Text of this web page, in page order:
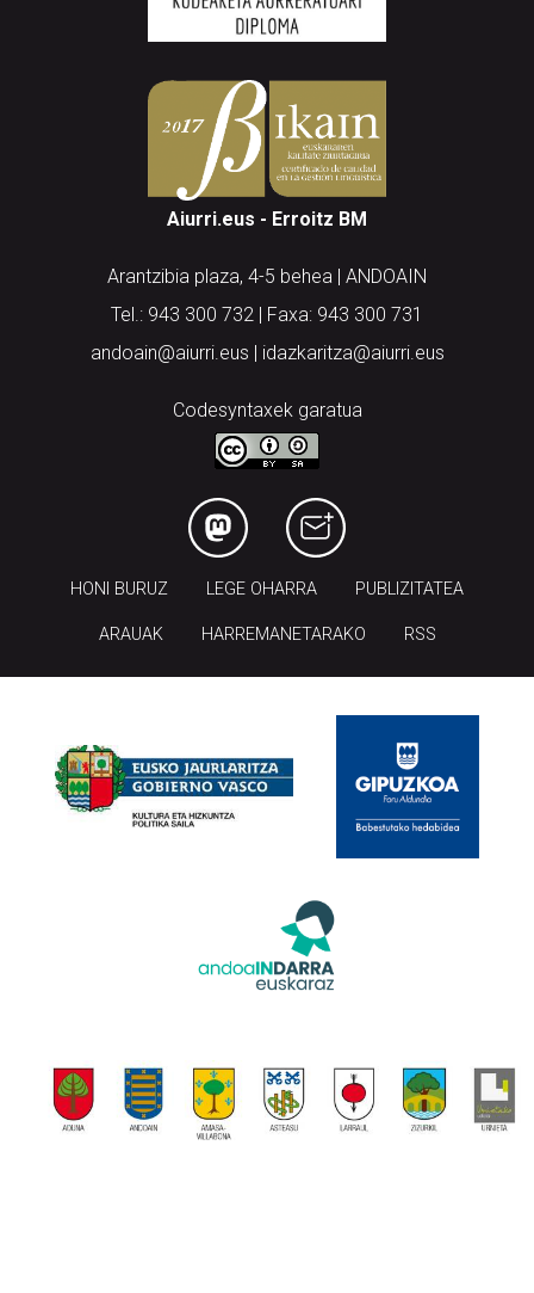
Aiurri.eus - Erroitz BM
Arantzibia plaza, 4-5 behea | ANDOAIN
Tel.: 943 300 732 | Faxa: 943 300 731
andoain@aiurri.eus | idazkaritza@aiurri.eus
Codesyntaxek garatua
HONI BURUZ LEGE OHARRA PUBLIZITATEA
ARAUAK HARREMANETARAKO RSS